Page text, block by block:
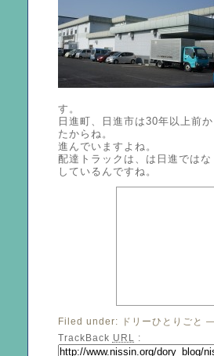
す。
日進町、日進市は30年以上前
たからね。
進んでいますよね。
配達トラックは、は日進では
しているんですね。
Filed under: ドリーひとりごと —
TrackBack URL :